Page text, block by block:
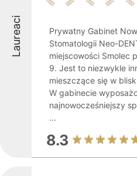
Laureaci
Prywatny Gabinet
Stomatologii Neo-
miejscowości Smolec
9. Jest to niezwykle
mieszczące się w
W gabinecie
najnowocześniejszy
...
8.3